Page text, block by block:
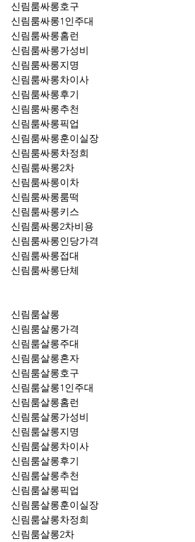
신림룸싸롱호구
신림룸싸롱1인주대
신림룸싸롱홈런
신림룸싸롱가성비
신림룸싸롱지명
신림룸싸롱차이사
신림룸싸롱후기
신림룸싸롱추천
신림룸싸롱훈이실장
신림룸싸롱차정희
신림룸싸롱2차
신림룸싸롱이차
신림룸싸롱룸떡
신림룸싸롱키스
신림룸싸롱2차비용
신림룸싸롱인당가격
신림룸싸롱접대
신림룸싸롱단체
신림룸살롱
신림룸살롱가격
신림룸살롱주대
신림룸살롱혼자
신림룸살롱호구
신림룸살롱1인주대
신림룸살롱홈런
신림룸살롱가성비
신림룸살롱지명
신림룸살롱차이사
신림룸살롱후기
신림룸살롱추천
신림룸살롱훈이실장
신림룸살롱차정희
신림룸살롱2차